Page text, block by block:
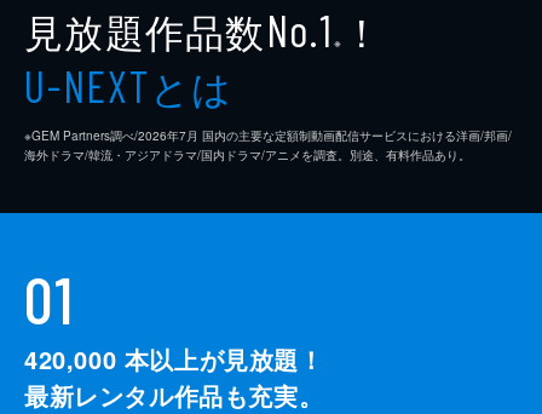
見放題作品数No.1 ※ ！
U-NEXTとは
※GEM Partners調べ/2026年7⽉ 国内の主要な定額制動画配信サービスにおける洋画/邦画/
海外ドラマ/韓流・アジアドラマ/国内ドラマ/アニメを調査。別途、有料作品あり。
01
420,000 本以上が見放題！
最新レンタル作品も充実。